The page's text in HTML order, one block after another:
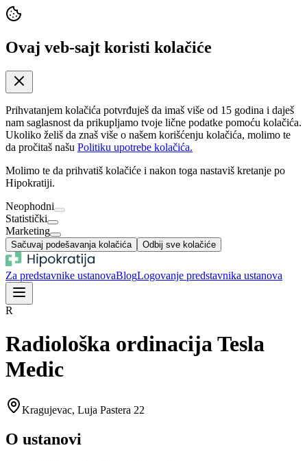
Ovaj veb-sajt koristi kolačiće
Prihvatanjem kolačića potvrđuješ da imaš više od 15 godina i daješ
nam saglasnost da prikupljamo tvoje lične podatke pomoću kolačića.
Ukoliko želiš da znaš više o našem korišćenju kolačića, molimo te
da pročitaš našu Politiku upotrebe kolačića.
Molimo te da prihvatiš kolačiće i nakon toga nastaviš kretanje po
Hipokratiji.
Neophodni
Statistički
Marketing
Sačuvaj podešavanja kolačića Odbij sve kolačiće
Za predstavnike ustanovaBlogLogovanje predstavnika ustanova
R
Radiološka ordinacija Tesla
Medic
Kragujevac, Luja Pastera 22
O ustanovi